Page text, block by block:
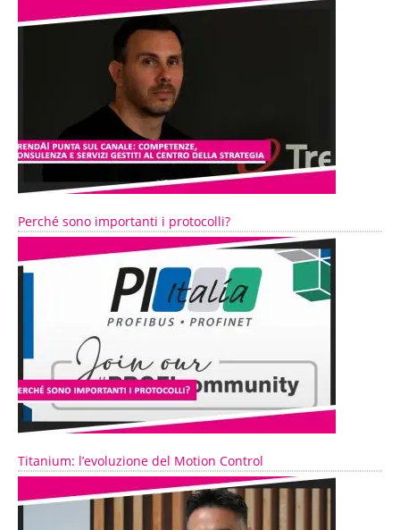
Perché sono importanti i protocolli?
Titanium: l’evoluzione del Motion Control